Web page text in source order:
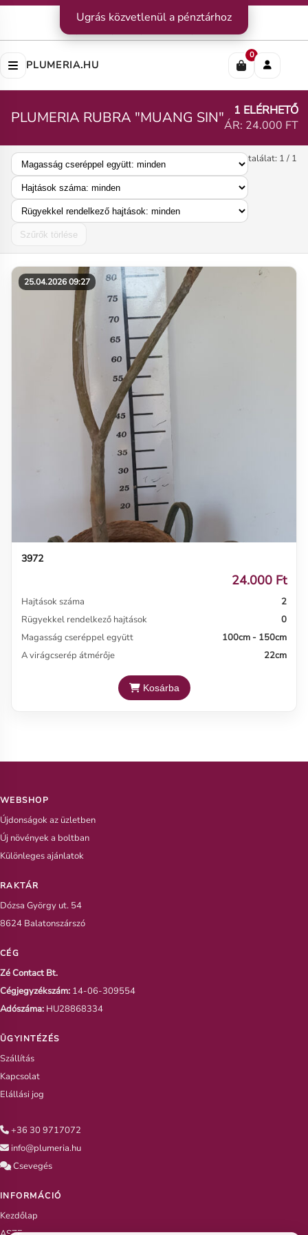
Kapcsolat|Szállítás|Fizetési módok
PLUMERIA.HU
0
PLUMERIA RUBRA "MUANG SIN"
1 ELÉRHETŐ
ÁR: 24.000 FT
Szűrők törlése
találat: 1 / 1
25.04.2026 09:27
3972
24.000 Ft
Hajtások száma
2
Rügyekkel rendelkező hajtások
0
Magasság cseréppel együtt
100cm - 150cm
A virágcserép átmérője
22cm
Kosárba
WEBSHOP
Újdonságok az üzletben
Új növények a boltban
Különleges ajánlatok
RAKTÁR
Dózsa György ut. 54
8624 Balatonszárszó
CÉG
Zé Contact Bt.
Cégjegyzékszám: 14-06-309554
Adószáma: HU28868334
ÜGYINTÉZÉS
Szállítás
Kapcsolat
Elállási jog
+36 30 9717072
info@plumeria.hu
Csevegés
INFORMÁCIÓ
Kezdőlap
Ugrás közvetlenül a pénztárhoz